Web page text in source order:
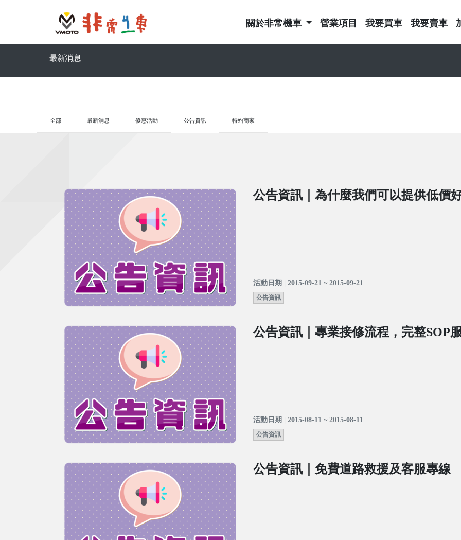
關於非常機車 營業項目 我要買車 我要賣車
最新消息
全部 最新消息 優惠活動 公告資訊 特約商家
公告資訊｜為什麼我們可以提供低價
活動日期 | 2015-09-21 ~ 2015-09-21
公告資訊
公告資訊｜專業接修流程，完整SOP
活動日期 | 2015-08-11 ~ 2015-08-11
公告資訊
公告資訊｜免費道路救援及客服專線